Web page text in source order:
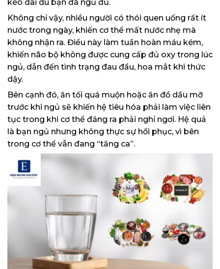
kéo dài dù bạn đã ngủ đủ.
Không chỉ vậy, nhiều người có thói quen uống rất ít
nước trong ngày, khiến cơ thể mất nước nhẹ mà
không nhận ra. Điều này làm tuần hoàn máu kém,
khiến não bộ không được cung cấp đủ oxy trong lúc
ngủ, dẫn đến tình trạng đau đầu, hoa mắt khi thức
dậy.
Bên cạnh đó, ăn tối quá muộn hoặc ăn đồ dầu mỡ
trước khi ngủ sẽ khiến hệ tiêu hóa phải làm việc liên
tục trong khi cơ thể đáng ra phải nghỉ ngơi. Hệ quả
là bạn ngủ nhưng không thực sự hồi phục, vì bên
trong cơ thể vẫn đang “tăng ca”.